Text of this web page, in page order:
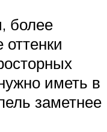
более
иметь в
заметнее